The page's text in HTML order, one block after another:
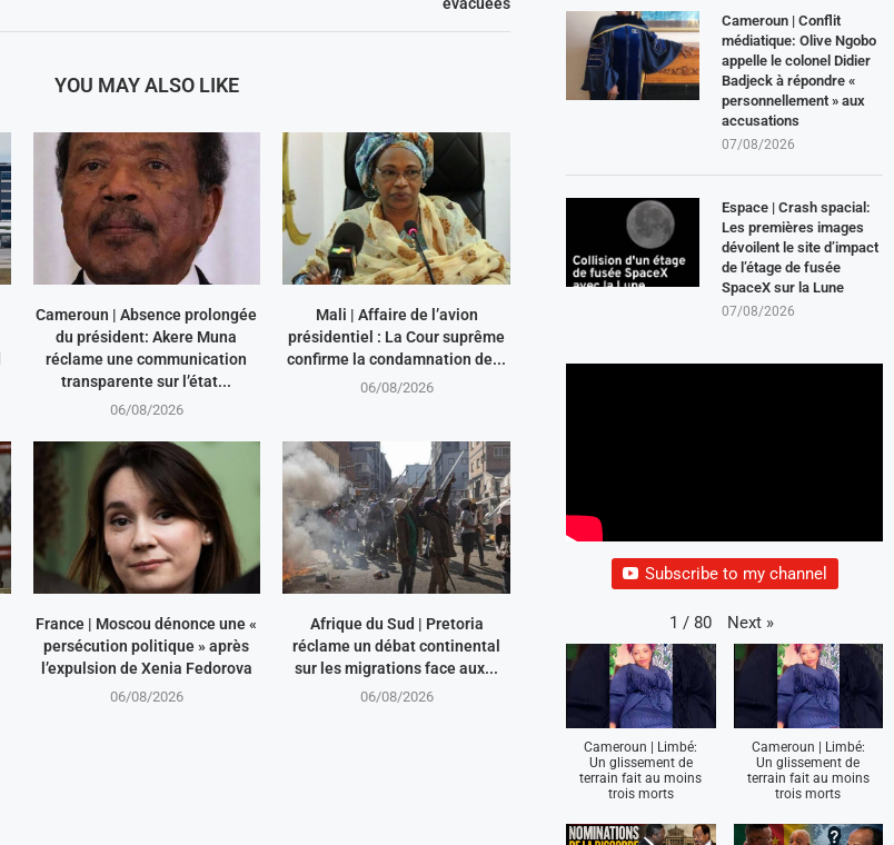
évacuées
YOU MAY ALSO LIKE
Cameroun | Absence prolongée
du président: Akere Muna
réclame une communication
transparente sur l’état...
06/08/2026
Mali | Affaire de l’avion
présidentiel : La Cour suprême
confirme la condamnation de...
06/08/2026
France | Moscou dénonce une «
persécution politique » après
l’expulsion de Xenia Fedorova
06/08/2026
Afrique du Sud | Pretoria
réclame un débat continental
sur les migrations face aux...
06/08/2026
Cameroun | Conflit
médiatique: Olive Ngobo
appelle le colonel Didier
Badjeck à répondre «
personnellement » aux
accusations
07/08/2026
Espace | Crash spacial:
Les premières images
dévoilent le site d’impact
de l’étage de fusée
SpaceX sur la Lune
07/08/2026
Subscribe to my channel
1 / 80 Next »
Cameroun | Limbé:
Un glissement de
terrain fait au moins
trois morts
Cameroun | Limbé:
Un glissement de
terrain fait au moins
trois morts